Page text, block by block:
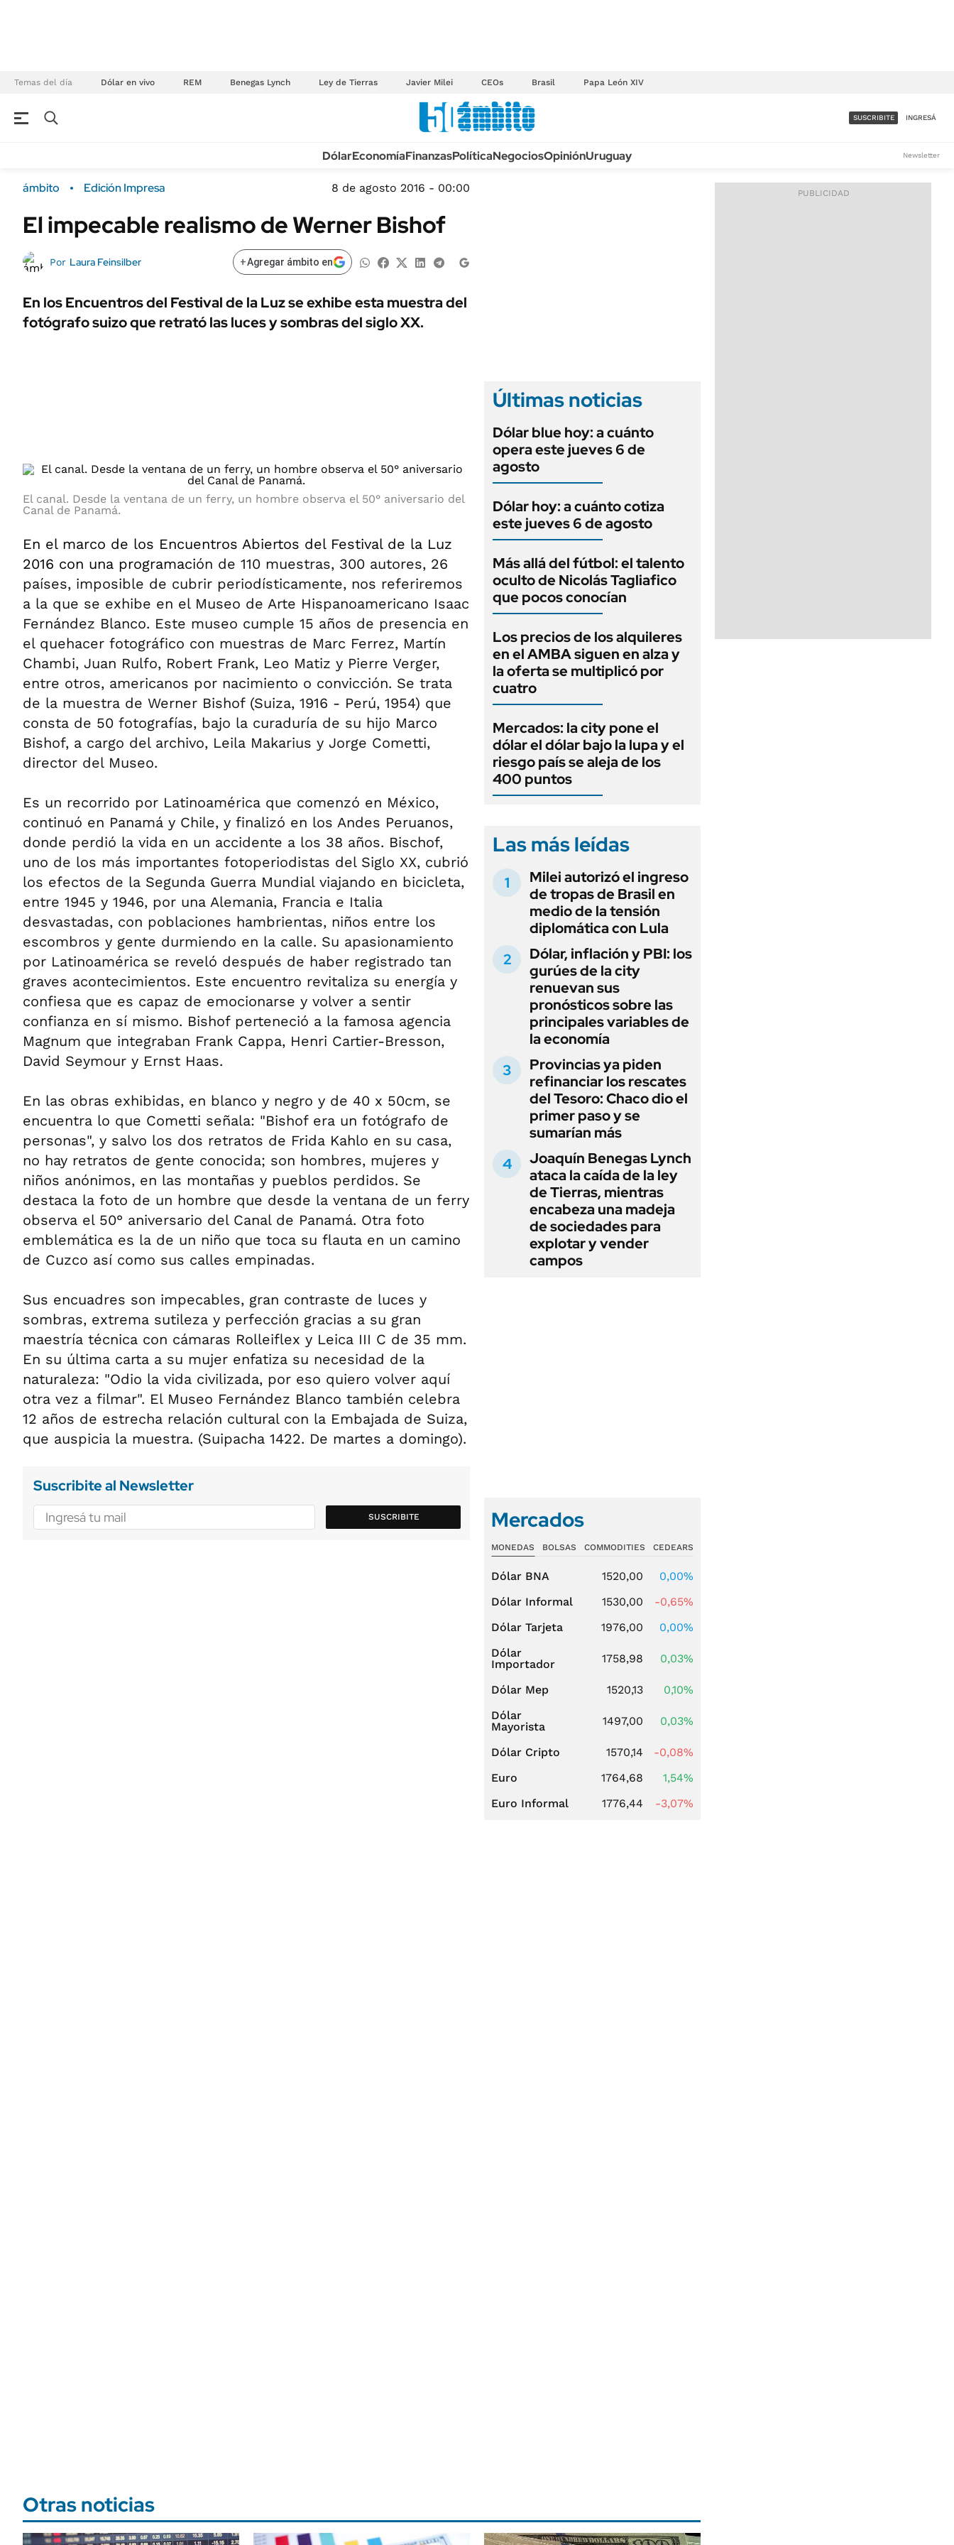
Temas del día Dólar en vivo REM Benegas Lynch Ley de Tierras Javier Milei CEOs Brasil Papa León XIV
Campo
FINANZAS
Dólar
Mercados
ÁMBITO DEBATE
Sustentabilidad
ENERGY REPORT
Nacional
TECNOLOGÍA
MÉXICO
MUNDO
INFORMACIÓN GENERAL
DEPORTES
LIFESTYLE
ACCESO FULL - $1.800/MES
SUSCRIBITE INGRESÁ
DólarEconomíaFinanzasPolíticaNegociosOpiniónUruguay Newsletter
ámbito Edición Impresa 8 de agosto 2016 - 00:00
El impecable realismo de Werner Bishof
Por Laura Feinsilber +Agregar ámbito en
En los Encuentros del Festival de la Luz se exhibe esta muestra del
fotógrafo suizo que retrató las luces y sombras del siglo XX.
El canal. Desde la ventana de un ferry, un hombre observa el 50° aniversario del
Canal de Panamá.
En el marco de los Encuentros Abiertos del Festival de la Luz
2016 con una programación de 110 muestras, 300 autores, 26
países, imposible de cubrir periodísticamente, nos referiremos
a la que se exhibe en el Museo de Arte Hispanoamericano Isaac
Fernández Blanco. Este museo cumple 15 años de presencia en
el quehacer fotográfico con muestras de Marc Ferrez, Martín
Chambi, Juan Rulfo, Robert Frank, Leo Matiz y Pierre Verger,
entre otros, americanos por nacimiento o convicción. Se trata
de la muestra de Werner Bishof (Suiza, 1916 - Perú, 1954) que
consta de 50 fotografías, bajo la curaduría de su hijo Marco
Bishof, a cargo del archivo, Leila Makarius y Jorge Cometti,
director del Museo.
Es un recorrido por Latinoamérica que comenzó en México,
continuó en Panamá y Chile, y finalizó en los Andes Peruanos,
donde perdió la vida en un accidente a los 38 años. Bischof,
uno de los más importantes fotoperiodistas del Siglo XX, cubrió
los efectos de la Segunda Guerra Mundial viajando en bicicleta,
entre 1945 y 1946, por una Alemania, Francia e Italia
desvastadas, con poblaciones hambrientas, niños entre los
escombros y gente durmiendo en la calle. Su apasionamiento
por Latinoamérica se reveló después de haber registrado tan
graves acontecimientos. Este encuentro revitaliza su energía y
confiesa que es capaz de emocionarse y volver a sentir
confianza en sí mismo. Bishof perteneció a la famosa agencia
Magnum que integraban Frank Cappa, Henri Cartier-Bresson,
David Seymour y Ernst Haas.
En las obras exhibidas, en blanco y negro y de 40 x 50cm, se
encuentra lo que Cometti señala: "Bishof era un fotógrafo de
personas", y salvo los dos retratos de Frida Kahlo en su casa,
no hay retratos de gente conocida; son hombres, mujeres y
niños anónimos, en las montañas y pueblos perdidos. Se
destaca la foto de un hombre que desde la ventana de un ferry
observa el 50° aniversario del Canal de Panamá. Otra foto
emblemática es la de un niño que toca su flauta en un camino
de Cuzco así como sus calles empinadas.
Sus encuadres son impecables, gran contraste de luces y
sombras, extrema sutileza y perfección gracias a su gran
maestría técnica con cámaras Rolleiflex y Leica III C de 35 mm.
En su última carta a su mujer enfatiza su necesidad de la
naturaleza: "Odio la vida civilizada, por eso quiero volver aquí
otra vez a filmar". El Museo Fernández Blanco también celebra
12 años de estrecha relación cultural con la Embajada de Suiza,
que auspicia la muestra. (Suipacha 1422. De martes a domingo).
Suscribite al Newsletter
SUSCRIBITE
Últimas noticias
Dólar blue hoy: a cuánto
opera este jueves 6 de
agosto
Dólar hoy: a cuánto cotiza
este jueves 6 de agosto
Más allá del fútbol: el talento
oculto de Nicolás Tagliafico
que pocos conocían
Los precios de los alquileres
en el AMBA siguen en alza y
la oferta se multiplicó por
cuatro
Mercados: la city pone el
dólar el dólar bajo la lupa y el
riesgo país se aleja de los
400 puntos
Las más leídas
Milei autorizó el ingreso
de tropas de Brasil en
medio de la tensión
diplomática con Lula
Dólar, inflación y PBI: los
gurúes de la city
renuevan sus
pronósticos sobre las
principales variables de
la economía
Provincias ya piden
refinanciar los rescates
del Tesoro: Chaco dio el
primer paso y se
sumarían más
Joaquín Benegas Lynch
ataca la caída de la ley
de Tierras, mientras
encabeza una madeja
de sociedades para
explotar y vender
campos
Mercados
MONEDAS BOLSAS COMMODITIES CEDEARS
Dólar BNA 1520,00
0,00%
Dólar Informal
1530,00
-0,65%
Dólar Tarjeta
1976,00
0,00%
Dólar
Importador
1758,98 0,03%
Dólar Mep 1520,13
0,10%
Dólar
Mayorista
1497,00 0,03%
Dólar Cripto 1570,14
-0,08%
Euro
1764,68
1,54%
Euro Informal
1776,44 -3,07%
Otras noticias